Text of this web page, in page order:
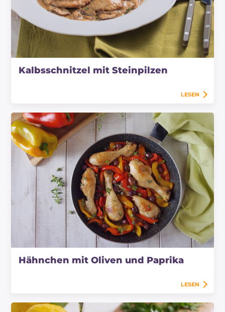
Kalbsschnitzel mit Steinpilzen
LESEN
Hähnchen mit Oliven und Paprika
LESEN